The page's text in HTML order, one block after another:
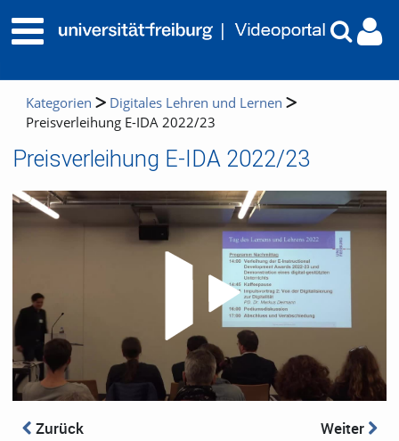
Kategorien
Digitales Lehren und Lernen
Preisverleihung E-IDA 2022/23
Preisverleihung E-IDA 2022/23
Zurück Weiter